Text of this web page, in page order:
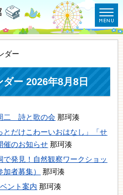
ダー
ー 2026年8月8日
二 詩と歌の会 那珂湊
とだけこわーいおはなし」「せ
催のお知らせ 那珂湊
発見！自然観察ワークショッ
者募集）
那珂湊
ント案内 那珂湊